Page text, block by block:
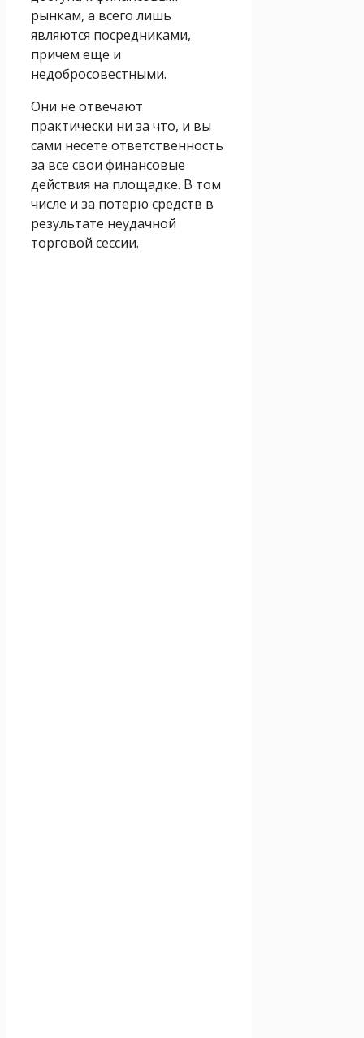
рынкам, а всего лишь
являются посредниками,
причем еще и
недобросовестными.
Они не отвечают
практически ни за что, и вы
сами несете ответственность
за все свои финансовые
действия на площадке. В том
числе и за потерю средств в
результате неудачной
торговой сессии.